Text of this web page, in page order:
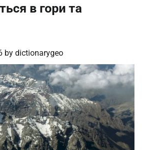
в гори та
by dictionarygeo